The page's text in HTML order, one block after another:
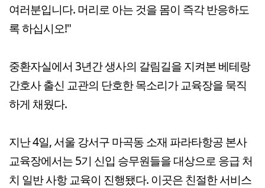
여러분입니다. 머리로 아는 것을 몸이 즉각 반응하도
록 하십시오!"
중환자실에서 3년간 생사의 갈림길을 지켜본 베테랑
간호사 출신 교관의 단호한 목소리가 교육장을 묵직
하게 채웠다.
지난 4일, 서울 강서구 마곡동 소재 파라타항공 본사
교육장에서는 5기 신입 승무원들을 대상으로 응급 처
치 일반 사항 교육이 진행됐다. 이곳은 친절한 서비스